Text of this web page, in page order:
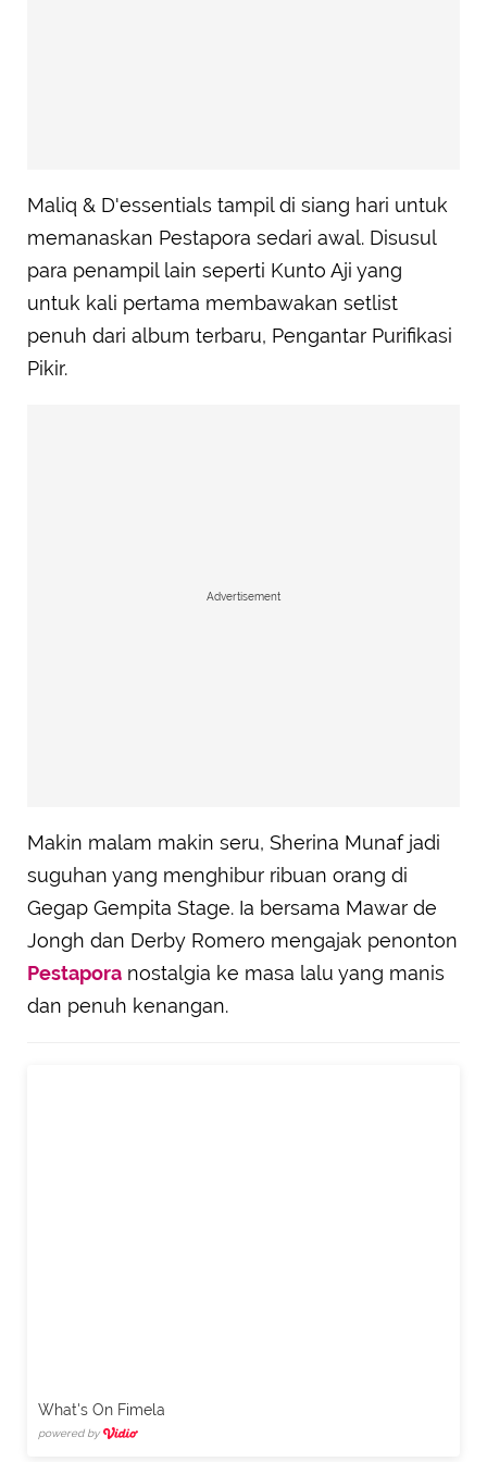
Maliq & D'essentials tampil di siang hari untuk
memanaskan Pestapora sedari awal. Disusul
para penampil lain seperti Kunto Aji yang
untuk kali pertama membawakan setlist
penuh dari album terbaru, Pengantar Purifikasi
Pikir.
Advertisement
Makin malam makin seru, Sherina Munaf jadi
suguhan yang menghibur ribuan orang di
Gegap Gempita Stage. Ia bersama Mawar de
Jongh dan Derby Romero mengajak penonton
Pestapora nostalgia ke masa lalu yang manis
dan penuh kenangan.
What's On Fimela
powered by